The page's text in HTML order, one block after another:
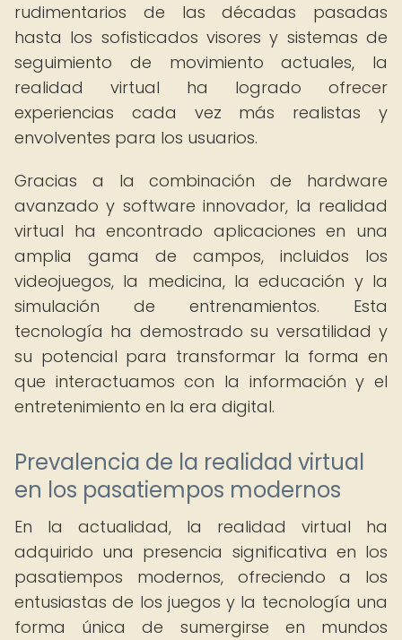
rudimentarios de las décadas pasadas
hasta los sofisticados visores y sistemas de
seguimiento de movimiento actuales, la
realidad virtual ha logrado ofrecer
experiencias cada vez más realistas y
envolventes para los usuarios.
Gracias a la combinación de hardware
avanzado y software innovador, la realidad
virtual ha encontrado aplicaciones en una
amplia gama de campos, incluidos los
videojuegos, la medicina, la educación y la
simulación de entrenamientos. Esta
tecnología ha demostrado su versatilidad y
su potencial para transformar la forma en
que interactuamos con la información y el
entretenimiento en la era digital.
Prevalencia de la realidad virtual
en los pasatiempos modernos
En la actualidad, la realidad virtual ha
adquirido una presencia significativa en los
pasatiempos modernos, ofreciendo a los
entusiastas de los juegos y la tecnología una
forma única de sumergirse en mundos